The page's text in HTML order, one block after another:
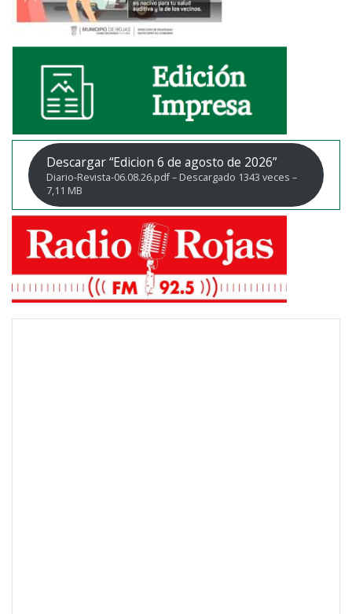
Descargar “Edicion 6 de agosto de 2026”
Diario-Revista-06.08.26.pdf – Descargado 1343 veces –
7,11 MB